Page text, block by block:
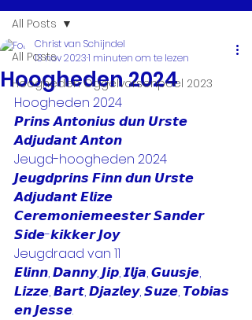
All Posts
Hoogheden Oggelvorsenpoel 2023
All Posts
Hoogheden 2024
Christ van Schijndel
13 nov 20231 minuten om te lezen
Hoogheden 2024
𝙋𝙧𝙞𝙣𝙨 𝘼𝙣𝙩𝙤𝙣𝙞𝙪𝙨 𝙙𝙪𝙣 𝙐𝙧𝙨𝙩𝙚
𝘼𝙙𝙟𝙪𝙙𝙖𝙣𝙩 𝘼𝙣𝙩𝙤𝙣
Jeugd-hoogheden 2024
𝙅𝙚𝙪𝙜𝙙𝙥𝙧𝙞𝙣𝙨 𝙁𝙞𝙣𝙣 𝙙𝙪𝙣 𝙐𝙧𝙨𝙩𝙚
𝘼𝙙𝙟𝙪𝙙𝙖𝙣𝙩 𝙀𝙡𝙞𝙯𝙚
𝘾𝙚𝙧𝙚𝙢𝙤𝙣𝙞𝙚𝙢𝙚𝙚𝙨𝙩𝙚𝙧 𝙎𝙖𝙣𝙙𝙚𝙧
𝙎𝙞𝙙𝙚-𝙠𝙞𝙠𝙠𝙚𝙧 𝙅𝙤𝙮
Jeugdraad van 11
𝙀𝙡𝙞𝙣𝙣, 𝘿𝙖𝙣𝙣𝙮, 𝙅𝙞𝙥, 𝙄𝙡𝙟𝙖, 𝙂𝙪𝙪𝙨𝙟𝙚,
𝙇𝙞𝙯𝙯𝙚, 𝘽𝙖𝙧𝙩, 𝘿𝙟𝙖𝙯𝙡𝙚𝙮, 𝙎𝙪𝙯𝙚, 𝙏𝙤𝙗𝙞𝙖𝙨
𝙚𝙣 𝙅𝙚𝙨𝙨𝙚.